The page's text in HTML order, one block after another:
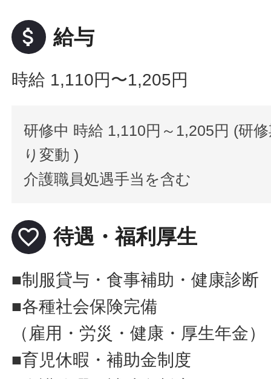
attach_money 給与
時給 1,110円〜1,205円
研修中 時給 1,110円～1,205円 (研
り変動 )
介護職員処遇手当を含む
favorite_border 待遇・福利厚生
■制服貸与・食事補助・健康診断
■各種社会保険完備
（雇用・労災・健康・厚生年金）
■育児休暇・補助金制度